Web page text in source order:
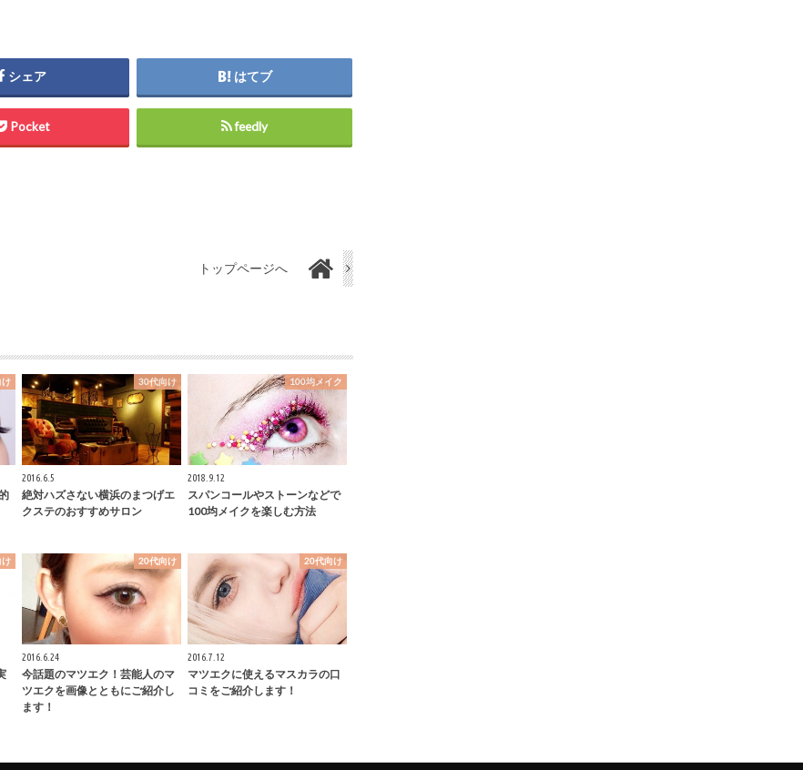
シェア はてブ
Pocket feedly
トップページへ
30代向け
2016.6.5
絶対ハズさない横浜のまつげエ
クステのおすすめサロン
100均メイク
2018.9.12
スパンコールやストーンなどで
100均メイクを楽しむ方法
20代向け
2016.6.24
今話題のマツエク！芸能人のマ
ツエクを画像とともにご紹介し
ます！
20代向け
2016.7.12
マツエクに使えるマスカラの口
コミをご紹介します！